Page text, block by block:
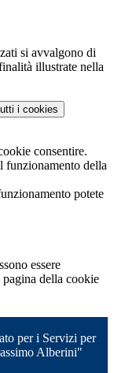
si avvalgono di
illustrate nella
i cookies
consentire.
funzionamento della
potete
essere
della cookie
per i Servizi per
Alberini"